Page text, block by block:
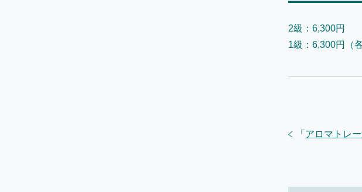
2級：6,300円
1級：6,300円（
「 アロマトレ